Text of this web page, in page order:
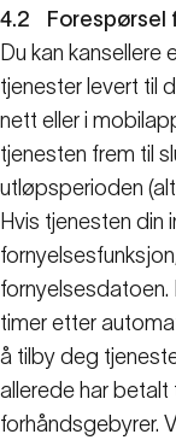
4.2
Forespørsel
Du kan kansellere
tjenester levert til
nett eller i
tjenesten frem til
utløpsperioden
Hvis tjenesten din
fornyelsesdatoen.
timer etter
å tilby deg
allerede har betalt
forhåndsgebyrer.